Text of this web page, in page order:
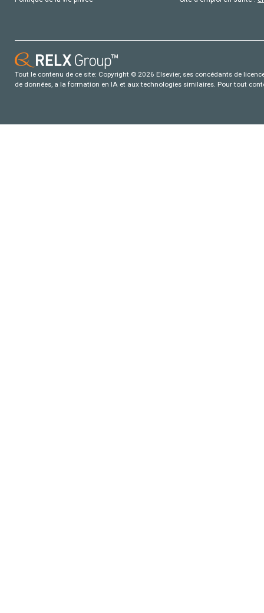
Tout le contenu de ce site: Copyright © 2026 Elsevier, ses concédants de
de données, a la formation en IA et aux technologies similaires. Pour tout